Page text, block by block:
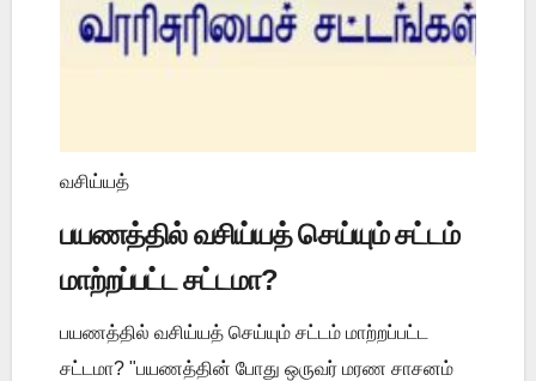
வசிய்யத்
பயணத்தில் வசிய்யத் செய்யும் சட்டம்
மாற்றப்பட்ட சட்டமா?
பயணத்தில் வசிய்யத் செய்யும் சட்டம் மாற்றப்பட்ட
சட்டமா? "பயணத்தின் போது ஒருவர் மரண சாசனம்